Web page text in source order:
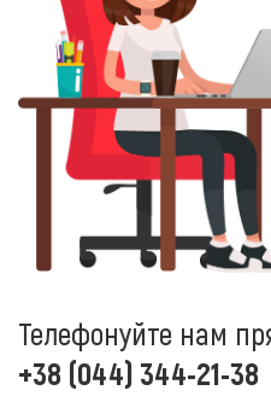
Телефонуйте нам
+38 (044) 344-21-38